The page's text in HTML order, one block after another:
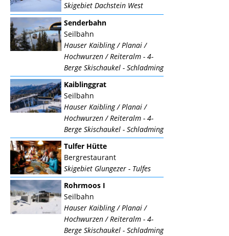
Skigebiet Dachstein West
Senderbahn
Seilbahn
Hauser Kaibling / Planai /
Hochwurzen / Reiteralm - 4-
Berge Skischaukel - Schladming
Kaiblinggrat
Seilbahn
Hauser Kaibling / Planai /
Hochwurzen / Reiteralm - 4-
Berge Skischaukel - Schladming
Tulfer Hütte
Bergrestaurant
Skigebiet Glungezer - Tulfes
Rohrmoos I
Seilbahn
Hauser Kaibling / Planai /
Hochwurzen / Reiteralm - 4-
Berge Skischaukel - Schladming